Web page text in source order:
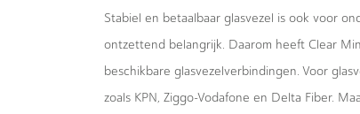
Stabiel en betaalbaar glasvezel is ook voor
ontzettend belangrijk. Daarom heeft Clear
beschikbare glasvezelverbindingen. Voor
zoals KPN, Ziggo-Vodafone en Delta Fiber.